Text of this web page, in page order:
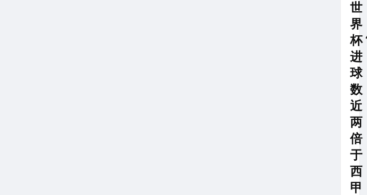
世
界
杯
进
球
数
近
两
倍
于
西
甲